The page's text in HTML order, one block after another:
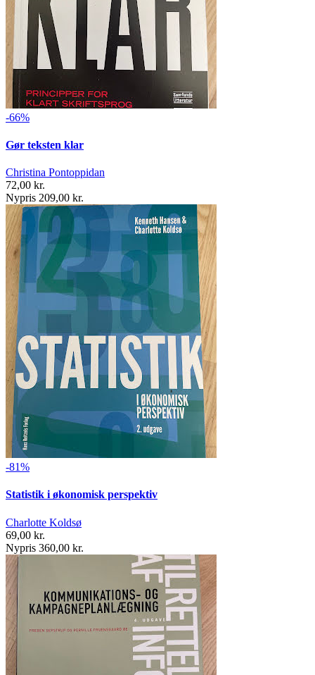
-66%
Gør teksten klar
Christina Pontoppidan
72,00 kr.
Nypris 209,00 kr.
-81%
Statistik i økonomisk perspektiv
Charlotte Koldsø
69,00 kr.
Nypris 360,00 kr.